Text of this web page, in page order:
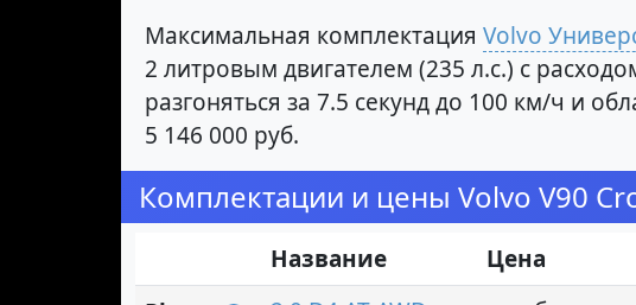
Максимальная комплектация Volvo
2 литровым двигателем (235 л.с.) с
разгоняться за 7.5 секунд до 100 км/ч и
5 146 000 руб.
Комплектации и цены Volvo V90
Название Цена